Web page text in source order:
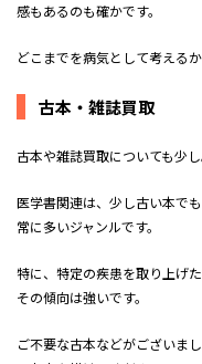
感もあるのも確かです。
どこまでを病気として考える
古本・雑誌買取
古本や雑誌買取についても少し
医学書関連は、少し古い本で
常に多いジャンルです。
特に、特定の疾患を取り上げ
その傾向は強いです。
ご不要な古本などがございま